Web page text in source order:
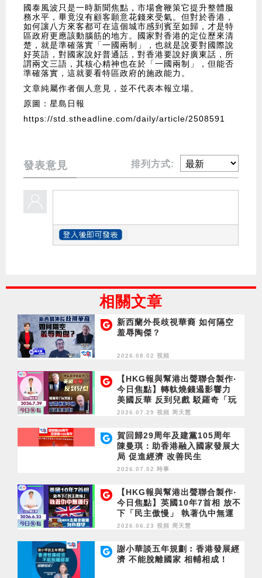
國泰風波只是一時新聞焦點，市場會鞭策它提升整體服
務水平，畢竟沒有顧客願意花錢來受氣。但對於香港，
如何讓八方來客都可在這個城市感到賓至如歸，才是特
區政府更應該動腦筋的地方。國家對香港的定位歷來清
楚，就是準確落實「一國兩制」，也就是說要對國際說
好英語，對國家說好普通話，對香港要說好廣東話，所
謂兩文三語，其核心精神也在於「一國兩制」，但能否
準確落實，這就要看特區政府的施政能力。
文章純屬作者個人意見，並不代表本報立場。
原圖：星島日報
https://std.stheadline.com/daily/article/2508591
發表意見 排列方式:
相關文章
新西蘭外長歧視華裔 如何隔空
羞辱陶傑？
2026.08.02 視頻
【HKG報與幫港出聲聯合製作‧
今日焦點】轉軚燒錢遏影響力
美國反華 反到兒戲 駁羅奇「玩
完論」 香港唔靠中國 唔通靠美
2026.07.29 視頻 周天慧
賀回歸29周年及建黨105周年
陳曼琪：助香港融入國家發展大
局 促進經濟 改善民生
2026.07.02 時事
【HKG報與幫港出聲聯合製作‧
今日焦點】英國10年7首相 放不
下「民主傲慢」 執著仇中無運
行 立會議員是志業非職業 勿負
2026.06.23 視頻 周天慧
謝小華談五年規劃︰香港發展經
濟 不能脫離國家 相輔相成！